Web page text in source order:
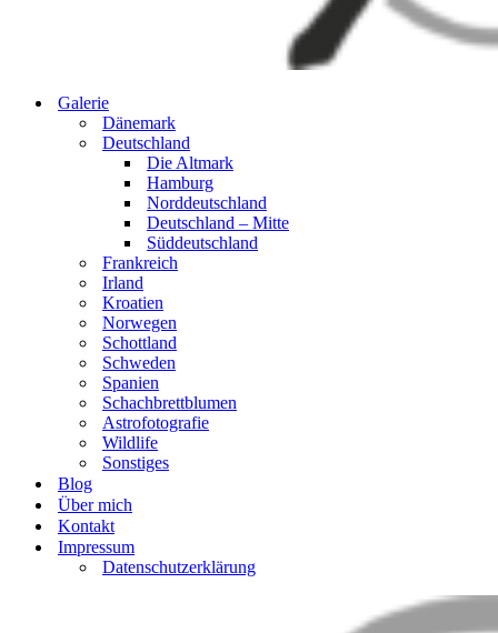
Galerie
Dänemark
Deutschland
Die Altmark
Hamburg
Norddeutschland
Deutschland – Mitte
Süddeutschland
Frankreich
Irland
Kroatien
Norwegen
Schottland
Schweden
Spanien
Schachbrettblumen
Astrofotografie
Wildlife
Sonstiges
Blog
Über mich
Kontakt
Impressum
Datenschutzerklärung